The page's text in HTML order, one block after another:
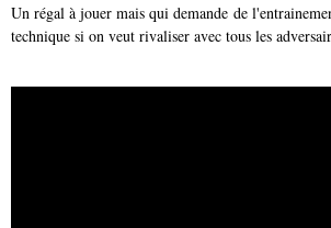
Un régal à jouer mais qui demande de
technique si on veut rivaliser avec tous les